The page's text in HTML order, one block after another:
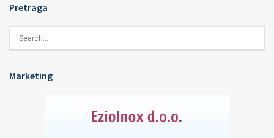
Pretraga
Marketing